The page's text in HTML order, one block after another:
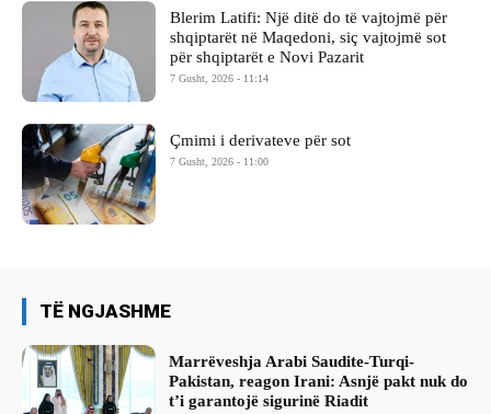
Blerim Latifi: Një ditë do të vajtojmë për
shqiptarët në Maqedoni, siç vajtojmë sot
për shqiptarët e Novi Pazarit
7 Gusht, 2026 - 11:14
Çmimi i derivateve për sot
7 Gusht, 2026 - 11:00
TË NGJASHME
Marrëveshja Arabi Saudite-Turqi-
Pakistan, reagon Irani: Asnjë pakt nuk do
t’i garantojë sigurinë Riadit